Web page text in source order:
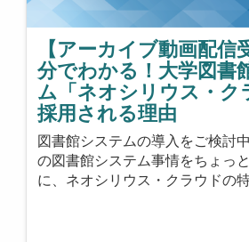
【アーカイブ動画配信
分でわかる！大学図書
ム「ネオシリウス・ク
採用される理由
図書館システムの導入をご検討
の図書館システム事情をちょっ
に、ネオシリウス・クラウドの